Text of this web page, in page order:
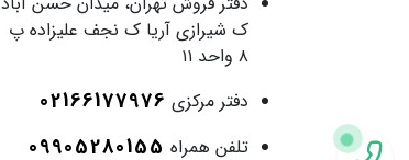
ک شیرازی آریا ک نجف علیزاده پ
۸ واحد ۱۱
دفتر مرکزی 02166177976
تلفن همراه 09905280155